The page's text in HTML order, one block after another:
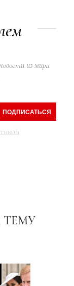
из мира
ПОДПИСАТЬСЯ
ТЕМУ